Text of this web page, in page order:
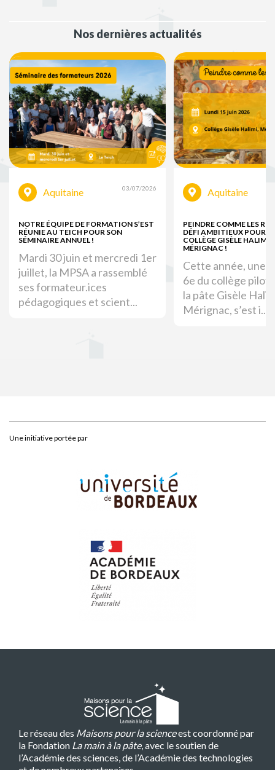
Nos dernières actualités
Aquitaine 03/07/2026
NOTRE ÉQUIPE DE FORMATION S’EST
RÉUNIE AU TEICH POUR SON
SÉMINAIRE ANNUEL !
Mardi 30 juin et mercredi 1er
juillet, la MPSA a rassemblé
ses formateur.ices
pédagogiques et scient...
Aquitaine
PEINDRE COMME LES
DÉFI AMBITIEUX POUR
COLLÈGE GISÈLE HALIMI
MÉRIGNAC !
Cette année, une
6e du collège
la pâte Gisèle
Mérignac, s’est i...
Une initiative portée par
Le réseau des Maisons pour la scienceest coordonné par
la Fondation La main à la pâte, avec le soutien de
l’Académie des sciences, de l’Académie des technologies